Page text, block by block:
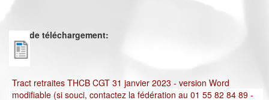
Lien de téléchargement:
Tract retraites THCB CGT 31 janvier 2023 - version Word
modifiable (si souci, contactez la fédération au 01 55 82 84 89 -